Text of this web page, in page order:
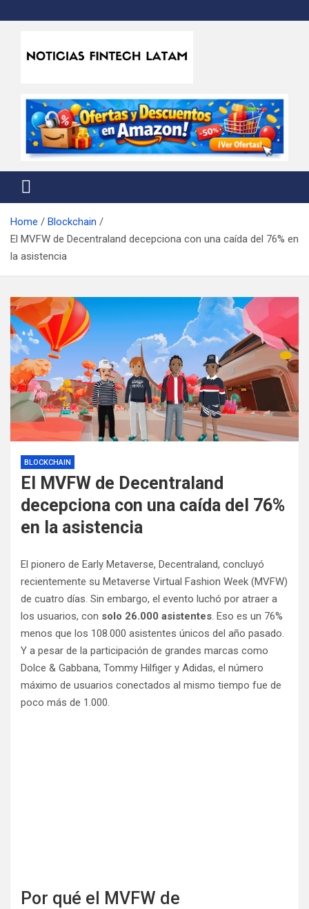
to
Noticias Fintech Latam
Home
Blockchain
El MVFW de Decentraland decepciona con una caída del 76% en
la asistencia
BLOCKCHAIN
El MVFW de Decentraland
decepciona con una caída del 76%
en la asistencia
El pionero de Early Metaverse, Decentraland, concluyó
recientemente su Metaverse Virtual Fashion Week (MVFW)
de cuatro días. Sin embargo, el evento luchó por atraer a
los usuarios, con solo 26.000 asistentes. Eso es un 76%
menos que los 108.000 asistentes únicos del año pasado.
Y a pesar de la participación de grandes marcas como
Dolce & Gabbana, Tommy Hilfiger y Adidas, el número
máximo de usuarios conectados al mismo tiempo fue de
poco más de 1.000.
Por qué el MVFW de